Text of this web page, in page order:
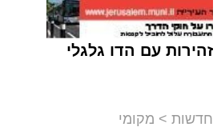
זהירות עם הדו גלגלי
חדשות > מקומי